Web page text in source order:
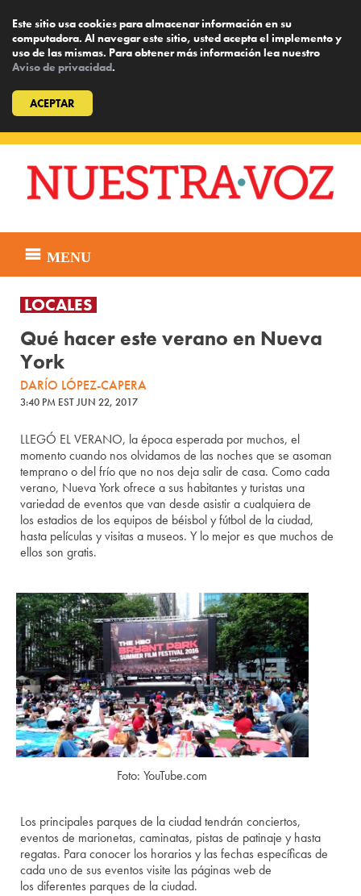
Este sitio usa cookies para almacenar información en su
computadora. Al navegar este sitio, usted acepta el implemento y
uso de las mismas. Para obtener más información lea nuestro
Aviso de privacidad.
ACEPTAR
content
MENU
LOCALES
Qué hacer este verano en Nueva
York
DARÍO LÓPEZ-CAPERA
3:40 PM EST JUN 22, 2017
LLEGÓ EL VERANO, la época esperada por muchos, el
momento cuando nos olvidamos de las noches que se asoman
temprano o del frío que no nos deja salir de casa. Como cada
verano, Nueva York ofrece a sus habitantes y turistas una
variedad de eventos que van desde asistir a cualquiera de
los estadios de los equipos de béisbol y fútbol de la ciudad,
hasta películas y visitas a museos. Y lo mejor es que muchos de
ellos son gratis.
Foto: YouTube.com
Los principales parques de la ciudad tendrán conciertos,
eventos de marionetas, caminatas, pistas de patinaje y hasta
regatas. Para conocer los horarios y las fechas específicas de
cada uno de sus eventos visite las páginas web de
los diferentes parques de la ciudad.